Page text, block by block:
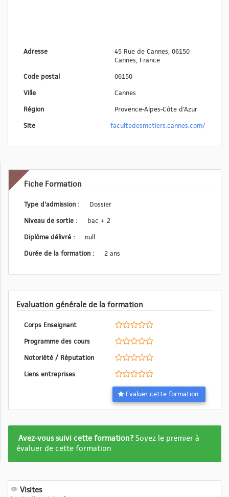
Adresse
45 Rue de Cannes, 06150
Cannes, France
Code postal
06150
Ville
Cannes
Région
Provence-Alpes-Côte d'Azur
Site
facultedesmetiers.cannes.com/
Fiche Formation
Type d'admission :
Dossier
Niveau de sortie :
bac + 2
Diplôme délivré :
null
Durée de la formation :
2 ans
Evaluation générale de la formation
Corps Enseignant
Programme des cours
Notoriété / Réputation
Liens entreprises
Evaluer cette formation.
Formation
pas
Avez-vous suivi cette formation?Soyez le premier à
évaluer de cette formation
Visites